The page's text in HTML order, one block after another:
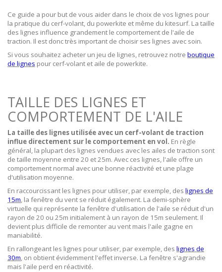
Ce guide a pour but de vous aider dans le choix de vos lignes pour
la pratique du cerf-volant, du powerkite et même du kitesurf. La taille
des lignes influence grandement le comportement de l'aile de
traction. Il est donc très important de choisir ses lignes avec soin.
Si vous souhaitez acheter un jeu de lignes, retrouvez notre boutique
de lignes pour cerf-volant et aile de powerkite.
TAILLE DES LIGNES ET
COMPORTEMENT DE L'AILE
La taille des lignes utilisée avec un cerf-volant de traction
influe directement sur le comportement en vol. En règle
général, la plupart des lignes vendues avec les ailes de traction sont
de taille moyenne entre 20 et 25m. Avec ces lignes, l'aile offre un
comportement normal avec une bonne réactivité et une plage
d'utilisation moyenne.
En raccourcissant les lignes pour utiliser, par exemple, des lignes de
15m, la fenêtre du vent se réduit également. La demi-sphère
virtuelle qui représente la fenêtre d'utilisation de l'aile se réduit d'un
rayon de 20 ou 25m initialement à un rayon de 15m seulement. Il
devient plus difficile de remonter au vent mais l'aile gagne en
maniabilité.
En rallongeant les lignes pour utiliser, par exemple, des lignes de
30m, on obtient évidemment l'effet inverse. La fenêtre s'agrandie
mais l'aile perd en réactivité.